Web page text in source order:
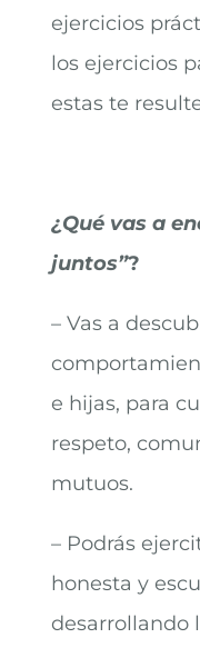
ejercicios
los ejercicios
estas te
¿Qué vas a
juntos”?
– Vas a
e hijas, para
respeto,
mutuos.
– Podrás
honesta y
desarrollando